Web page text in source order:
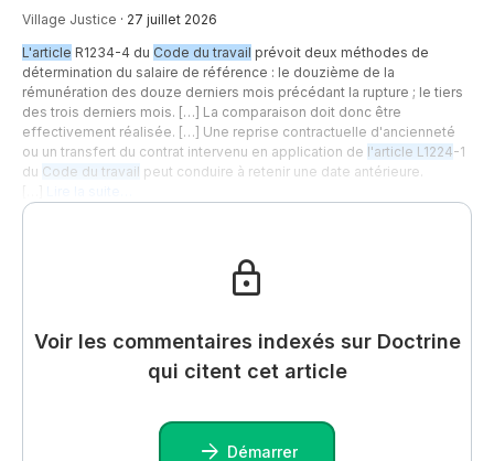
Village Justice · 27 juillet 2026
L'article R1234-4 du Code du travail prévoit deux méthodes de
détermination du salaire de référence : le douzième de la
rémunération des douze derniers mois précédant la rupture ; le tiers
des trois derniers mois. […] La comparaison doit donc être
effectivement réalisée. […] Une reprise contractuelle d'ancienneté
ou un transfert du contrat intervenu en application de l'article L1224-1
du Code du travail peut conduire à retenir une date antérieure.
Voir les commentaires indexés sur Doctrine
qui citent cet article
Démarrer